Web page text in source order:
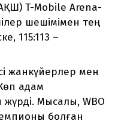
T-Mobile Arena-
шешімімен тең
115:113 –
жанкүйерлер мен
адам
жүрді. Мысалы, WBO
болған